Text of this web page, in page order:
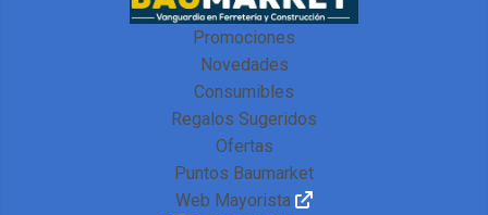
Promociones
Novedades
Consumibles
Regalos Sugeridos
Ofertas
Puntos Baumarket
Web Mayorista